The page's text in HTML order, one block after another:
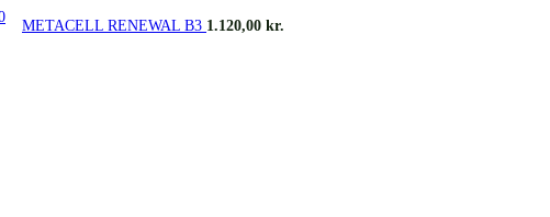
METACELL RENEWAL B3 1.120,00 kr.